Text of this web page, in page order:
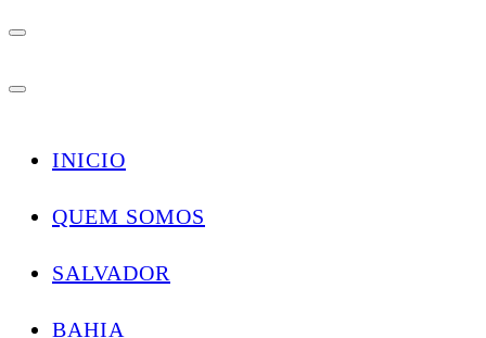
INICIO
QUEM SOMOS
SALVADOR
BAHIA